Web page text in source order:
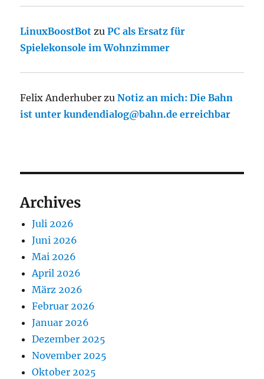
LinuxBoostBot zuPC als Ersatz für
Spielekonsole im Wohnzimmer
Felix Anderhuber zuNotiz an mich: Die Bahn
ist unter kundendialog@bahn.de erreichbar
Archives
Juli 2026
Juni 2026
Mai 2026
April 2026
März 2026
Februar 2026
Januar 2026
Dezember 2025
November 2025
Oktober 2025